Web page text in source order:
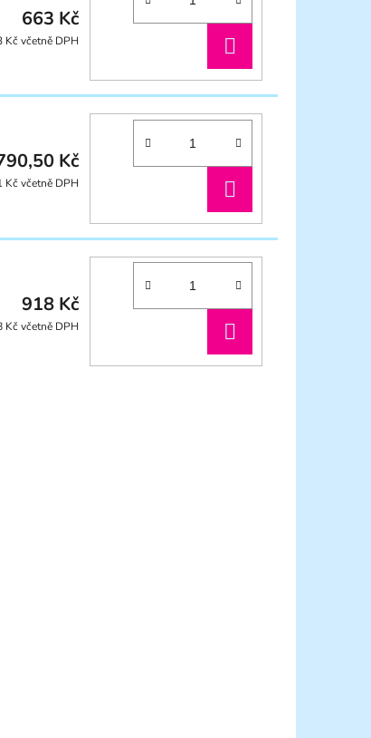
663 Kč
Kč včetně DPH
KOŠÍKU
Kč
Kč včetně DPH
KOŠÍKU
918 Kč
Kč včetně DPH
KOŠÍKU